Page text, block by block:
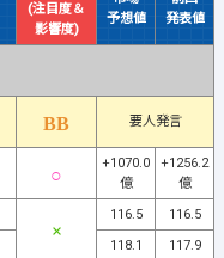
(注目度＆
影響度)
予想値
発表値
要人発言
+1070.0
億
+1256.2
億
116.5
116.5
118.1 117.9